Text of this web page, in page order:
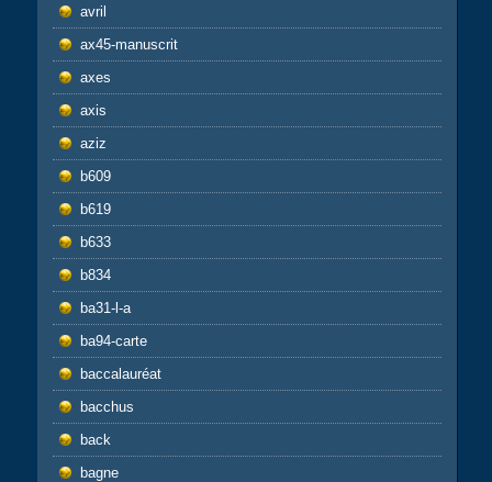
avril
ax45-manuscrit
axes
axis
aziz
b609
b619
b633
b834
ba31-l-a
ba94-carte
baccalauréat
bacchus
back
bagne